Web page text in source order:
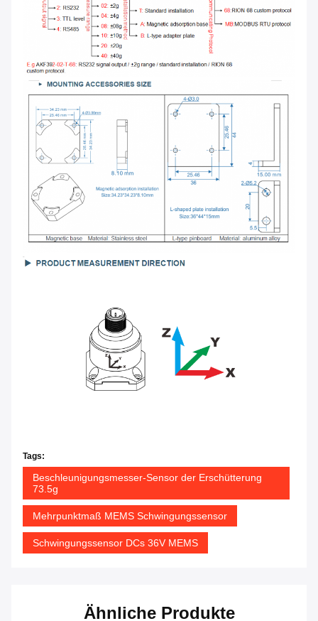
Tags:
Beschleunigungsmesser-Sensor der Erschütterung
73.5g
Mehrpunktmaß MEMS Schwingungssensor
Schwingungssensor DCs 36V MEMS
Ähnliche Produkte